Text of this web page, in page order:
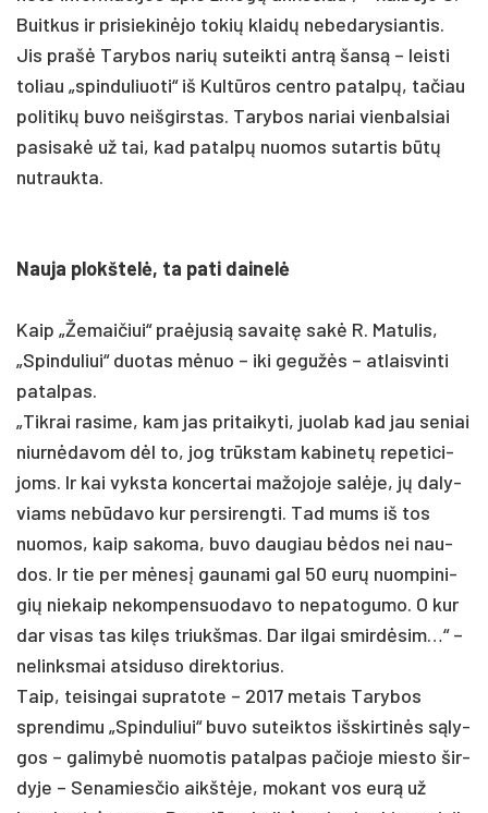
Buit­kus ir pri­sie­kinė­jo to­kių klaidų ne­be­da­ry­sian­tis.
Jis pra­šė Ta­ry­bos na­rių su­teik­ti ant­rą šansą – leis­ti
to­liau „spin­du­liuo­ti“ iš Kultū­ros cent­ro pa­talpų, ta­čiau
po­li­tikų bu­vo neiš­girs­tas. Ta­ry­bos na­riai vien­bal­siai
pa­si­sakė už tai, kad pa­talpų nuo­mos su­tar­tis būtų
nu­trauk­ta.
Nau­ja plokš­telė, ta pa­ti dai­nelė
Kaip „Že­mai­čiui“ pra­ėju­sią sa­vaitę sakė R. Ma­tu­lis,
„Spin­du­liui“ duo­tas mėnuo – iki ge­gužės – at­lais­vin­ti
pa­tal­pas.
„Tik­rai ra­si­me, kam jas pri­tai­ky­ti, juo­lab kad jau se­niai
niurnė­da­vom dėl to, jog trūkstam ka­bi­netų re­pe­ti­ci­
joms. Ir kai vyks­ta kon­cer­tai ma­žo­jo­je salė­je, jų da­ly­
viams ne­būda­vo kur per­si­reng­ti. Tad mums iš tos
nuo­mos, kaip sa­ko­ma, bu­vo dau­giau bėdos nei nau­
dos. Ir tie per mėnesį gau­na­mi gal 50 eurų nuo­mpi­ni­
gių nie­kaip ne­kom­pen­suo­da­vo to ne­pa­to­gu­mo. O kur
dar vi­sas tas kilęs triukš­mas. Dar il­gai smirdė­sim…“ –
ne­links­mai at­si­du­so di­rek­to­rius.
Taip, tei­sin­gai su­pra­to­te – 2017 me­tais Ta­ry­bos
spren­di­mu „Spin­du­liui“ bu­vo su­teik­tos išs­kir­tinės sąly­
gos – ga­li­mybė nuo­mo­tis pa­tal­pas pa­čio­je mies­to šir­
dy­je – Se­na­mies­čio aikštė­je, mo­kant vos eurą už